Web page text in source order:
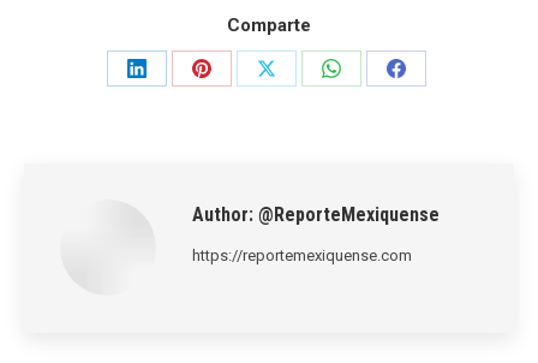
Comparte
Share
Share
Share
Share
Share
Author: @ReporteMexiquense
https://reportemexiquense.com